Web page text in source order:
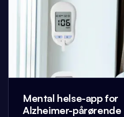
Mental helse-app for
Alzheimer-pårørende